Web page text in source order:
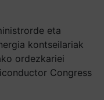
eta
kontseilariak
ordezkariei
Congress